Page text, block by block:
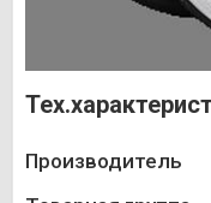
Производитель